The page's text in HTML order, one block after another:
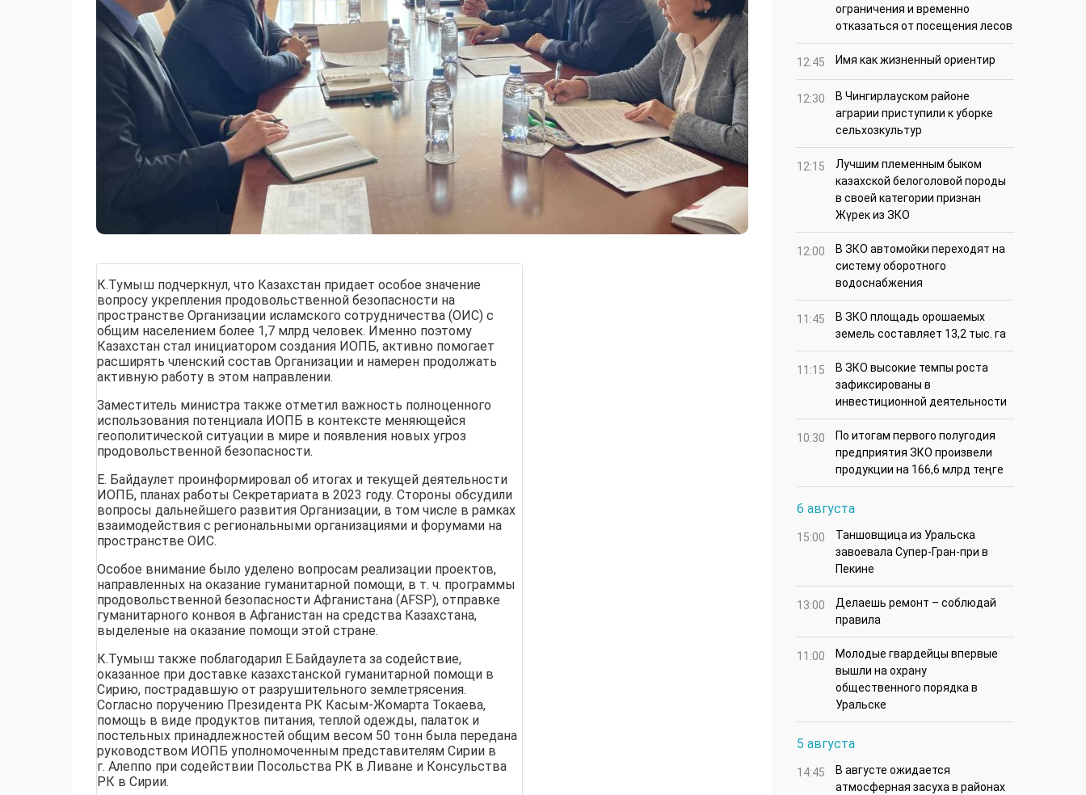
К.Тумыш подчеркнул, что Казахстан придает особое значение
вопросу укрепления продовольственной безопасности на
пространстве Организации исламского сотрудничества (ОИС) с
общим населением более 1,7 млрд человек. Именно поэтому
Казахстан cтал инициатором создания ИОПБ, активно помогает
расширять членский состав Организации и намерен продолжать
активную работу в этом направлении.
Заместитель министра также отметил важность полноценного
использования потенциала ИОПБ в контексте меняющейся
геополитической ситуации в мире и появления новых угроз
продовольственной безопасности.
Е. Байдаулет проинформировал об итогах и текущей деятельности
ИОПБ, планах работы Секретариата в 2023 году. Стороны обсудили
вопросы дальнейшего развития Организации, в том числе в рамках
взаимодействия с региональными организациями и форумами на
пространстве ОИС.
Особое внимание было уделено вопросам реализации проектов,
направленных на оказание гуманитарной помощи, в т. ч. программы
продовольственной безопасности Афганистана (AFSP), отправке
гуманитарного конвоя в Афганистан на средства Казахстана,
выделеные на оказание помощи этой стране.
К.Тумыш также поблагодарил Е.Байдаулета за содействие,
оказанное при доставке казахстанской гуманитарной помощи в
Сирию, пострадавшую от разрушительного землетрясения.
Согласно поручению Президента РК Касым-Жомарта Токаева,
помощь в виде продуктов питания, теплой одежды, палаток и
постельных принадлежностей общим весом 50 тонн была передана
руководством ИОПБ уполномоченным представителям Сирии в
г. Алеппо при содействии Посольства РК в Ливане и Консульства
РК в Сирии.
ограничения и временно
отказаться от посещения лесов
12:45 Имя как жизненный ориентир
12:30
В Чингирлауском районе
аграрии приступили к уборке
сельхозкультур
12:15
Лучшим племенным быком
казахской белоголовой породы
в своей категории признан
Жүрек из ЗКО
12:00
В ЗКО автомойки переходят на
систему оборотного
водоснабжения
11:45
В ЗКО площадь орошаемых
земель составляет 13,2 тыс. га
11:15
В ЗКО высокие темпы роста
зафиксированы в
инвестиционной деятельности
10:30
По итогам первого полугодия
предприятия ЗКО произвели
продукции на 166,6 млрд теңге
6 августа
15:00
Таншовщица из Уральска
завоевала Супер-Гран-при в
Пекине
13:00
Делаешь ремонт – соблюдай
правила
11:00
Молодые гвардейцы впервые
вышли на охрану
общественного порядка в
Уральске
5 августа
14:45
В августе ожидается
атмосферная засуха в районах